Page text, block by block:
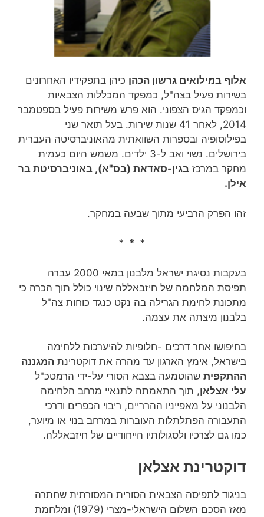
אלוף במילואים גרשון הכהן כיהן בתפקידיו האחרונים
בשירות פעיל בצה"ל, כמפקד המכללות הצבאיות
וכמפקד הגיס הצפוני. הוא פרש משירות פעיל בספטמבר
2014, לאחר 41 שנות שירות‏. בעל תואר שני
בפילוסופיה ובספרות השוואתית מהאוניברסיטה העברית
בירושלים. נשוי ואב ל-3 ילדים. משמש היום כעמית
מחקר במרכז בגין-סאדאת (בס"א), באוניברסיטת בר
אילן.
זהו הפרק הרביעי מתוך שבעה במחקר.
* * *
בעקבות נסיגת ישראל מלבנון במאי 2000 עברה
תפיסת המלחמה של חיזבאללה שינוי כולל תוך הכרה כי
מתכונת לחימת הגרילה בה נקט כנגד כוחות צה"ל
בלבנון מיצתה את עצמה.
בחיפושו אחר דרכים -חלופיות להיערכות ללחימה
בישראל, אימץ הארגון עד מהרה את דוקטרינת המגננה
ההתקפית שהוטמעה בצבא הסורי על-ידי הרמטכ"ל
עלי אצלאן, תוך התאמתה לתנאיי מרחב הלחימה
הלבנוני על מאפייניו ההרריים, ריבוי הכפרים ודרכי
התעבורה הפתלתלות העוברות במרחב בנוי או מיוער,
כמו גם לצרכיו ולסגולותיו הייחודיים של חיזבאללה.
דוקטרינת אצלאן
בניגוד לתפיסה הצבאית הסורית המסורתית שחתרה
מאז הסכם השלום הישראלי-מצרי (1979) ומלחמת